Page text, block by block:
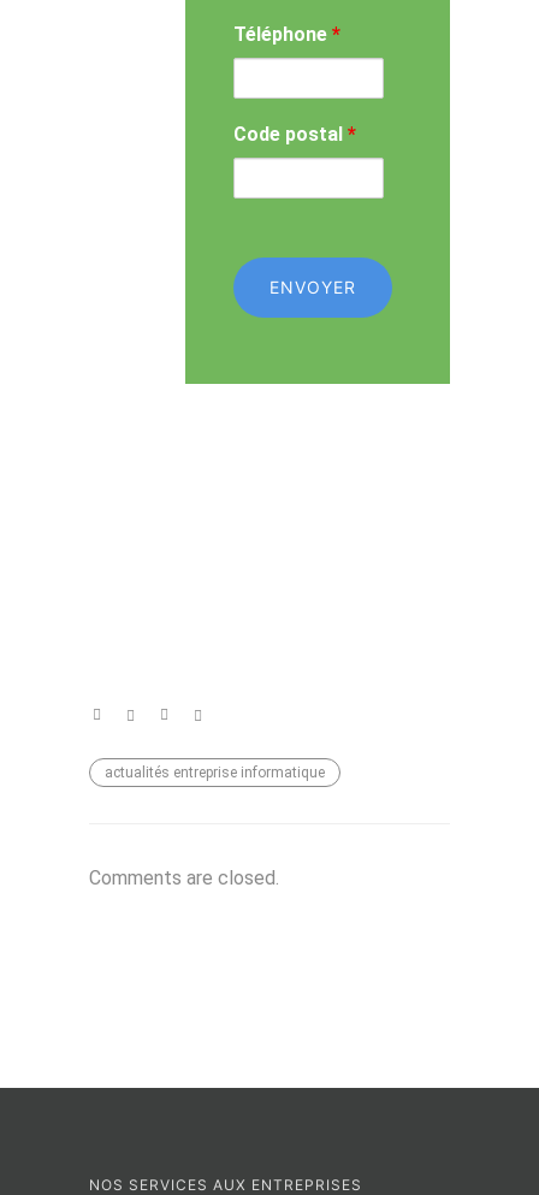
Téléphone *
Code postal *
actualités entreprise informatique
Comments are closed.
NOS SERVICES AUX ENTREPRISES